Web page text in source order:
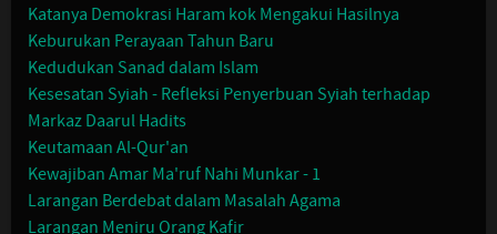
Katanya Demokrasi Haram kok Mengakui Hasilnya
Keburukan Perayaan Tahun Baru
Kedudukan Sanad dalam Islam
Kesesatan Syiah - Refleksi Penyerbuan Syiah terhadap
Markaz Daarul Hadits
Keutamaan Al-Qur'an
Kewajiban Amar Ma'ruf Nahi Munkar - 1
Larangan Berdebat dalam Masalah Agama
Larangan Meniru Orang Kafir